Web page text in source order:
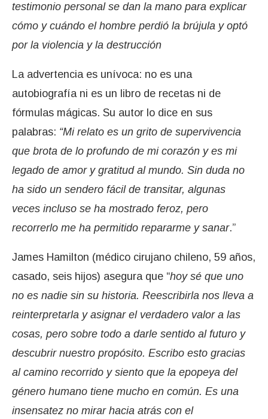
testimonio personal se dan la mano para explicar
cómo y cuándo el hombre perdió la brújula y optó
por la violencia y la destrucción
La advertencia es unívoca: no es una
autobiografía ni es un libro de recetas ni de
fórmulas mágicas. Su autor lo dice en sus
palabras: “Mi relato es un grito de supervivencia
que brota de lo profundo de mi corazón y es mi
legado de amor y gratitud al mundo. Sin duda no
ha sido un sendero fácil de transitar, algunas
veces incluso se ha mostrado feroz, pero
recorrerlo me ha permitido repararme y sanar.”
James Hamilton (médico cirujano chileno, 59 años,
casado, seis hijos) asegura que “hoy sé que uno
no es nadie sin su historia. Reescribirla nos lleva a
reinterpretarla y asignar el verdadero valor a las
cosas, pero sobre todo a darle sentido al futuro y
descubrir nuestro propósito. Escribo esto gracias
al camino recorrido y siento que la epopeya del
género humano tiene mucho en común. Es una
insensatez no mirar hacia atrás con el